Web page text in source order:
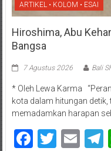
ARTIKEL • KOLOM • ESAI
Hiroshima, Abu
Bangsa
7 Agustus 2026 Bali
* Oleh Lewa Karma
kota dalam hitungan
memadamkan harapan
Facebook